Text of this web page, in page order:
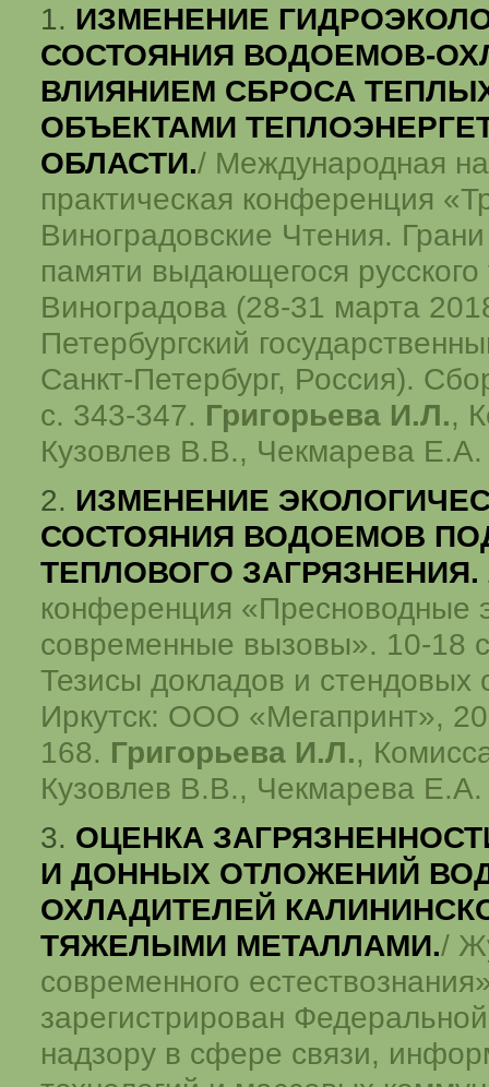
1. ИЗМЕНЕНИЕ
СОСТОЯНИЯ ВОДОЕМОВ-
ВЛИЯНИЕМ СБРОСА
ОБЪЕКТАМИ
ОБЛАСТИ./ Международная
практическая конференция
Виноградовские Чтения.
памяти выдающегося
Виноградова (28-31 марта
Петербургский
Санкт-Петербург, Россия).
с. 343-347. Григорьева И.Л.,
Кузовлев В.В., Чекмарева Е.А.
2. ИЗМЕНЕНИЕ
СОСТОЯНИЯ ВОДОЕМОВ
ТЕПЛОВОГО ЗАГРЯЗНЕНИЯ.
конференция «Пресноводные
современные вызовы». 10-18
Тезисы докладов и
Иркутск: ООО «Мегапринт»,
168. Григорьева И.Л.,
Кузовлев В.В., Чекмарева Е.А.
3. ОЦЕНКА
И ДОННЫХ ОТЛОЖЕНИЙ
ОХЛАДИТЕЛЕЙ
ТЯЖЕЛЫМИ МЕТАЛЛАМИ./
современного
зарегистрирован
надзору в сфере связи,